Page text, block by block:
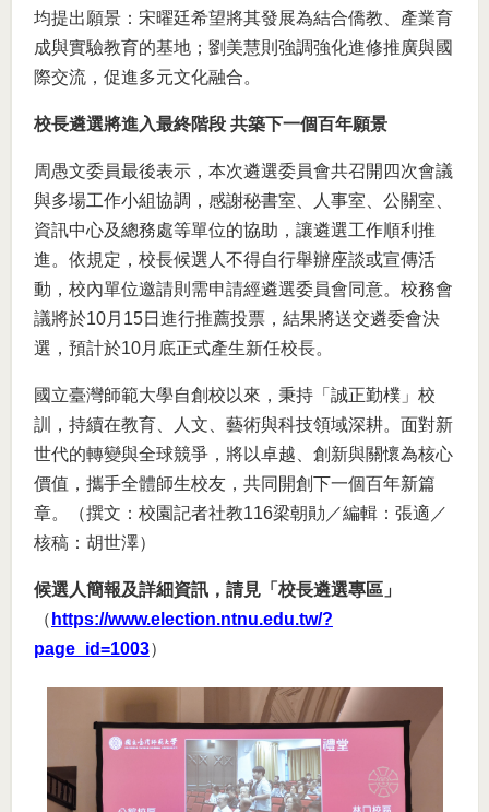
均提出願景：宋曜廷希望將其發展為結合僑教、產業育
成與實驗教育的基地；劉美慧則強調強化進修推廣與國
際交流，促進多元文化融合。
校長遴選將進入最終階段 共築下一個百年願景
周愚文委員最後表示，本次遴選委員會共召開四次會議
與多場工作小組協調，感謝秘書室、人事室、公關室、
資訊中心及總務處等單位的協助，讓遴選工作順利推
進。依規定，校長候選人不得自行舉辦座談或宣傳活
動，校內單位邀請則需申請經遴選委員會同意。校務會
議將於10月15日進行推薦投票，結果將送交遴委會決
選，預計於10月底正式產生新任校長。
國立臺灣師範大學自創校以來，秉持「誠正勤樸」校
訓，持續在教育、人文、藝術與科技領域深耕。面對新
世代的轉變與全球競爭，將以卓越、創新與關懷為核心
價值，攜手全體師生校友，共同開創下一個百年新篇
章。（撰文：校園記者社教116梁朝勛／編輯：張適／
核稿：胡世澤）
候選人簡報及詳細資訊，請見「校長遴選專區」
（ https://www.election.ntnu.edu.tw/?
page_id=1003）